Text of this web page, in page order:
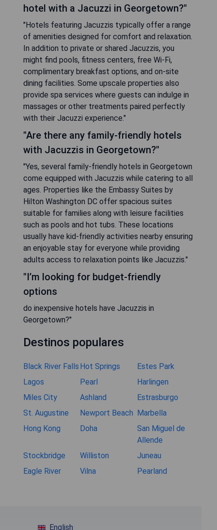
hotel with a Jacuzzi in Georgetown?"
"Hotels featuring Jacuzzis typically offer a range
of amenities designed for comfort and relaxation.
In addition to private or shared Jacuzzis, you
might find pools, fitness centers, free Wi-Fi,
complimentary breakfast options, and on-site
dining facilities. Some upscale properties also
provide spa services where guests can indulge in
massages or other treatments paired perfectly
with their Jacuzzi experience."
"Are there any family-friendly hotels
with Jacuzzis in Georgetown?"
"Yes, several family-friendly hotels in Georgetown
come equipped with Jacuzzis while catering to all
ages. Properties like the Embassy Suites by
Hilton Washington DC offer spacious suites
suitable for families along with leisure facilities
such as pools and hot tubs. These locations
usually have kid-friendly activities nearby ensuring
an enjoyable stay for everyone while providing
adults access to relaxation points like Jacuzzis."
"I’m looking for budget-friendly
options
do inexpensive hotels have Jacuzzis in
Georgetown?"
Destinos populares
Black River Falls Hot Springs
Estes Park
Lagos
Pearl
Harlingen
Miles City
Ashland
Estrasburgo
St. Augustine
Newport Beach Marbella
Hong Kong
Doha
San Miguel de
Allende
Stockbridge
Williston
Juneau
Eagle River
Vilna Pearland
English